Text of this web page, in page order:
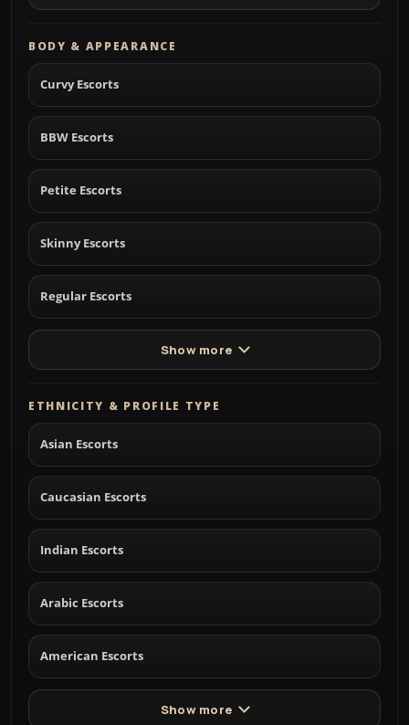
BODY & APPEARANCE
Curvy Escorts
BBW Escorts
Petite Escorts
Skinny Escorts
Regular Escorts
Show more
ETHNICITY & PROFILE TYPE
Asian Escorts
Caucasian Escorts
Indian Escorts
Arabic Escorts
American Escorts
Show more